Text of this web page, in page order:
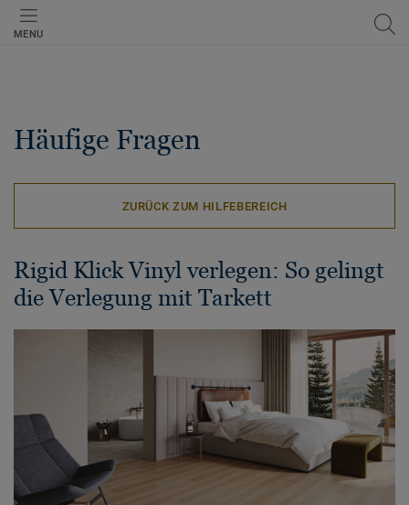
MENU
Häufige Fragen
ZURÜCK ZUM HILFEBEREICH
Rigid Klick Vinyl verlegen: So gelingt
die Verlegung mit Tarkett